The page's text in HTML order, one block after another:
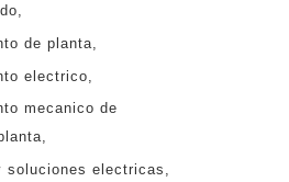
de planta
electrico
mecanico de
soluciones electricas